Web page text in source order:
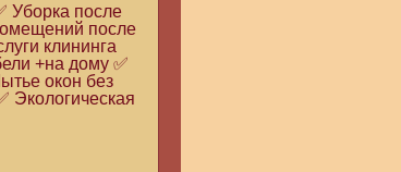
Уборка после
после
клининга
+на дому ✅
окон без
Экологическая